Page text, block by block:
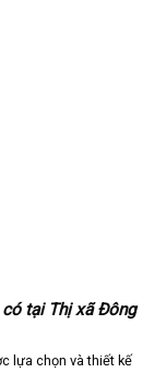
có tại Thị xã Đông
lựa chọn và thiết kế